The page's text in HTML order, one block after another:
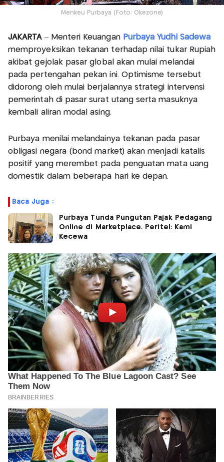
Menkeu Purbaya (Foto: Okezone)
JAKARTA– Menteri Keuangan Purbaya Yudhi Sadewa
memproyeksikan tekanan terhadap nilai tukar Rupiah
akibat gejolak pasar global akan mulai melandai
pada pertengahan pekan ini. Optimisme tersebut
didorong oleh mulai berjalannya strategi intervensi
pemerintah di pasar surat utang serta masuknya
kembali aliran modal asing.
Purbaya menilai melandainya tekanan pada pasar
obligasi negara (bond market) akan menjadi katalis
positif yang merembet pada penguatan mata uang
domestik dalam beberapa hari ke depan.
Baca Juga :
Purbaya Tunda Pungutan Pajak Pedagang
Online di Marketplace, Peritel: Kami
Kecewa